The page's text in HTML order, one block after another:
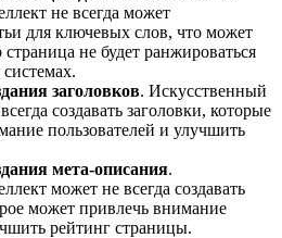
не всегда может
для ключевых слов, что может
не будет ранжироваться
заголовков. Искусственный
создавать заголовки, которые
пользователей и улучшить
мета-описания.
может не всегда создавать
может привлечь внимание
рейтинг страницы.